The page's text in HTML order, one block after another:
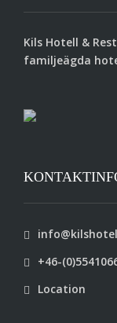
Kils Hotell &
familjeägda
+46-
Location